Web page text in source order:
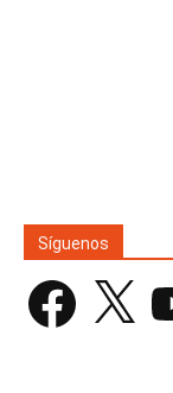
Síguenos
Facebook